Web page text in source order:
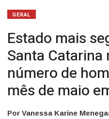
de
maio
em
18
anos
GERAL
Estado mais
Santa
número de
mês de maio
Por Vanessa Karine